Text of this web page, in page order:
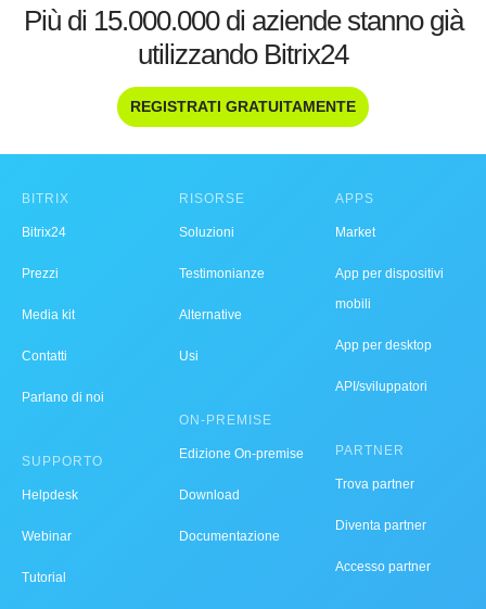
Più di 15.000.000 di aziende stanno già
utilizzando Bitrix24
REGISTRATI GRATUITAMENTE
BITRIX
Bitrix24
Prezzi
Media kit
Contatti
Parlano di noi
SUPPORTO
Helpdesk
Webinar
Tutorial
RISORSE
Soluzioni
Testimonianze
Alternative
Usi
ON-PREMISE
Edizione On-premise
Download
Documentazione
APPS
Market
App per dispositivi
mobili
App per desktop
API/sviluppatori
PARTNER
Trova partner
Diventa partner
Accesso partner